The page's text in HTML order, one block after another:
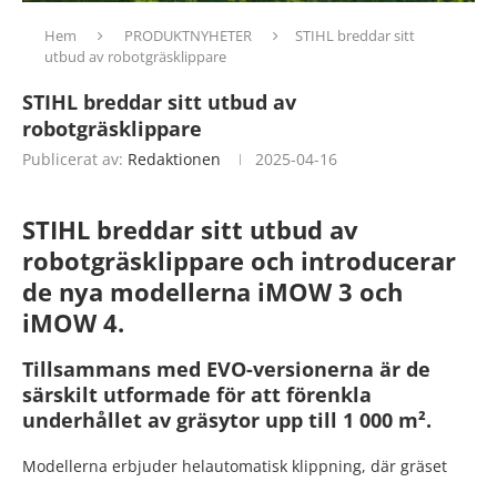
Hem PRODUKTNYHETER
STIHL breddar sitt
utbud av robotgräsklippare
STIHL breddar sitt utbud av
robotgräsklippare
Publicerat av: Redaktionen 2025-04-16
STIHL breddar sitt utbud av
robotgräsklippare och introducerar
de nya modellerna iMOW 3 och
iMOW 4.
Tillsammans med EVO-versionerna är de
särskilt utformade för att förenkla
underhållet av gräsytor upp till 1 000 m².
Modellerna erbjuder helautomatisk klippning, där gräset